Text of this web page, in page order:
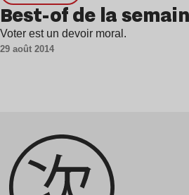
Best-of de la
Voter est un devoir moral.
29 août 2014